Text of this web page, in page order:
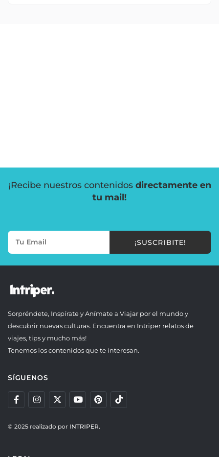
¡Recibe nuestros contenidos directamente en
tu mail!
¡SUSCRIBITE!
Sorpréndete, Inspírate y Anímate a Viajar por el mundo y
descubrir nuevas culturas. Encuentra en Intriper relatos de
viajes, tips y mucho más!
Tenemos los contenidos que te interesan.
SÍGUENOS
© 2025 realizado por INTRIPER.